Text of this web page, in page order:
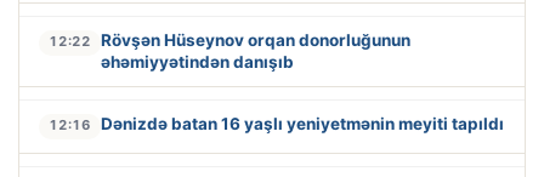
12:22
Rövşən Hüseynov orqan donorluğunun
əhəmiyyətindən danışıb
12:16 Dənizdə batan 16 yaşlı yeniyetmənin meyiti tapıldı